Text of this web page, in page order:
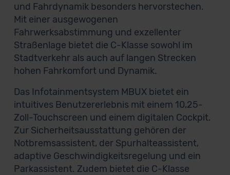
und Fahrdynamik besonders hervorstechen.
Mit einer ausgewogenen
Fahrwerksabstimmung und exzellenter
Straßenlage bietet die C-Klasse sowohl im
Stadtverkehr als auch auf langen Strecken
hohen Fahrkomfort und Dynamik.
Das Infotainmentsystem MBUX bietet ein
intuitives Benutzererlebnis mit einem 10,25-
Zoll-Touchscreen und einem digitalen Cockpit.
Zur Sicherheitsausstattung gehören der
Notbremsassistent, der Spurhalteassistent,
adaptive Geschwindigkeitsregelung und ein
Parkassistent. Zudem bietet die C-Klasse